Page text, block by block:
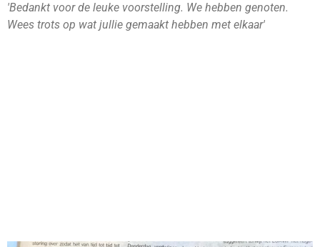
'Bedankt voor de leuke voorstelling. We hebben genoten.
Wees trots op wat jullie gemaakt hebben met elkaar'